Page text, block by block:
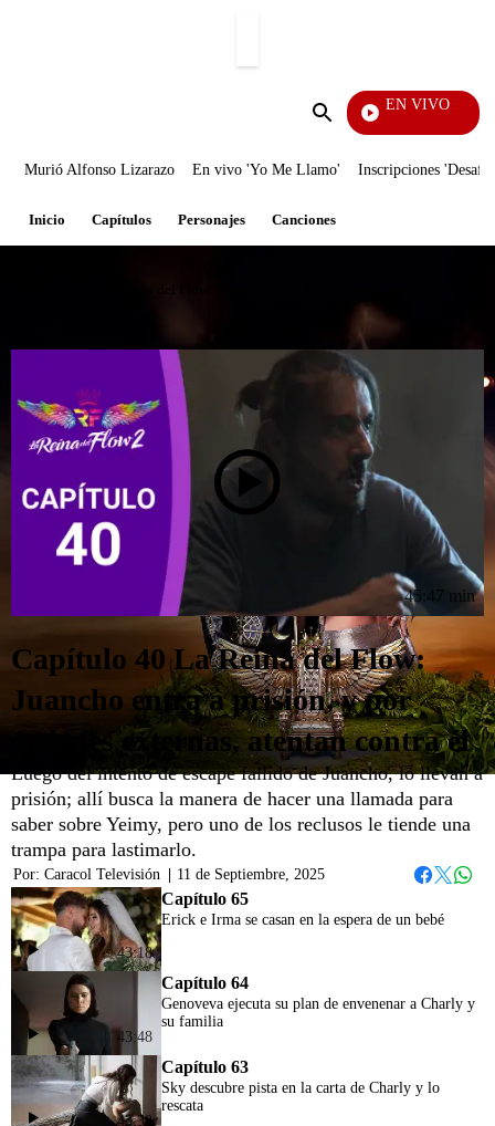
Enviar
EN VIVO
Día A Día
Murió Alfonso Lizarazo En vivo 'Yo Me Llamo' Inscripciones
Inicio Capítulos Personajes Canciones
45:47 min
Capítulo 40 La Reina del Flow:
Juancho entra a prisión, y por
órdenes externas, atentan contra él
Luego del intento de escape fallido de Juancho, lo llevan a
prisión; allí busca la manera de hacer una llamada para
saber sobre Yeimy, pero uno de los reclusos le tiende una
trampa para lastimarlo.
Por: Caracol Televisión
11 de Septiembre, 2025
43:18
Capítulo 65
Erick e Irma se casan en la espera de un bebé
43:48
Capítulo 64
Genoveva ejecuta su plan de envenenar a Charly y
su familia
43:39
Capítulo 63
Sky descubre pista en la carta de Charly y lo
rescata